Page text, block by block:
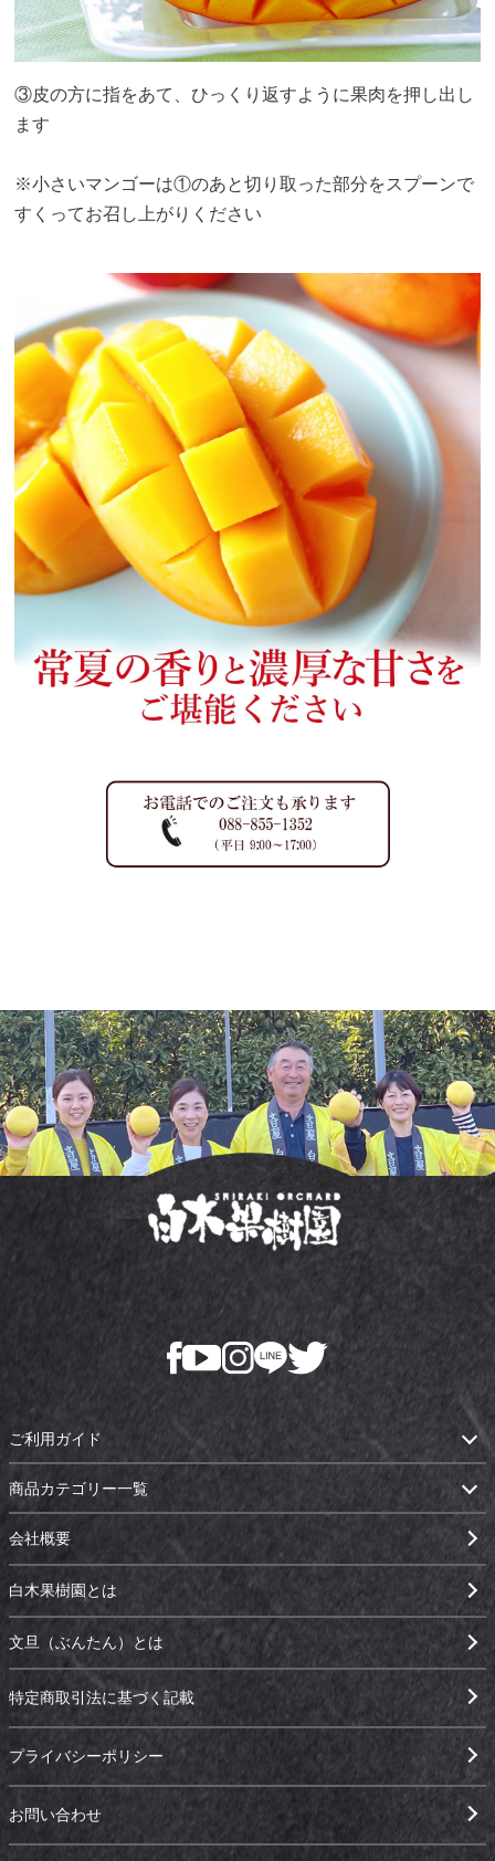
③皮の方に指をあて、ひっくり返すように果肉を押し出し
ます
※小さいマンゴーは①のあと切り取った部分をスプーンで
すくってお召し上がりください
ご利用ガイド
商品カテゴリー一覧
会社概要
白木果樹園とは
文旦（ぶんたん）とは
特定商取引法に基づく記載
プライバシーポリシー
お問い合わせ